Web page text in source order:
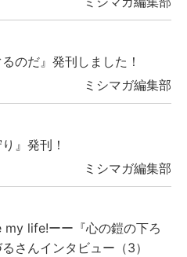
のだ』発刊しました！
ミシマガ編集部
』発刊！
ミシマガ編集部
life!ーー『心の鎧の下ろ
さんインタビュー（3）